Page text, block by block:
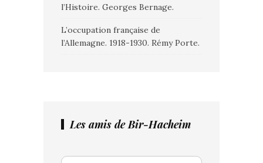
l’Histoire. Georges Bernage.
L’occupation française de
l’Allemagne. 1918-1930. Rémy Porte.
Les amis de Bir-Hacheim